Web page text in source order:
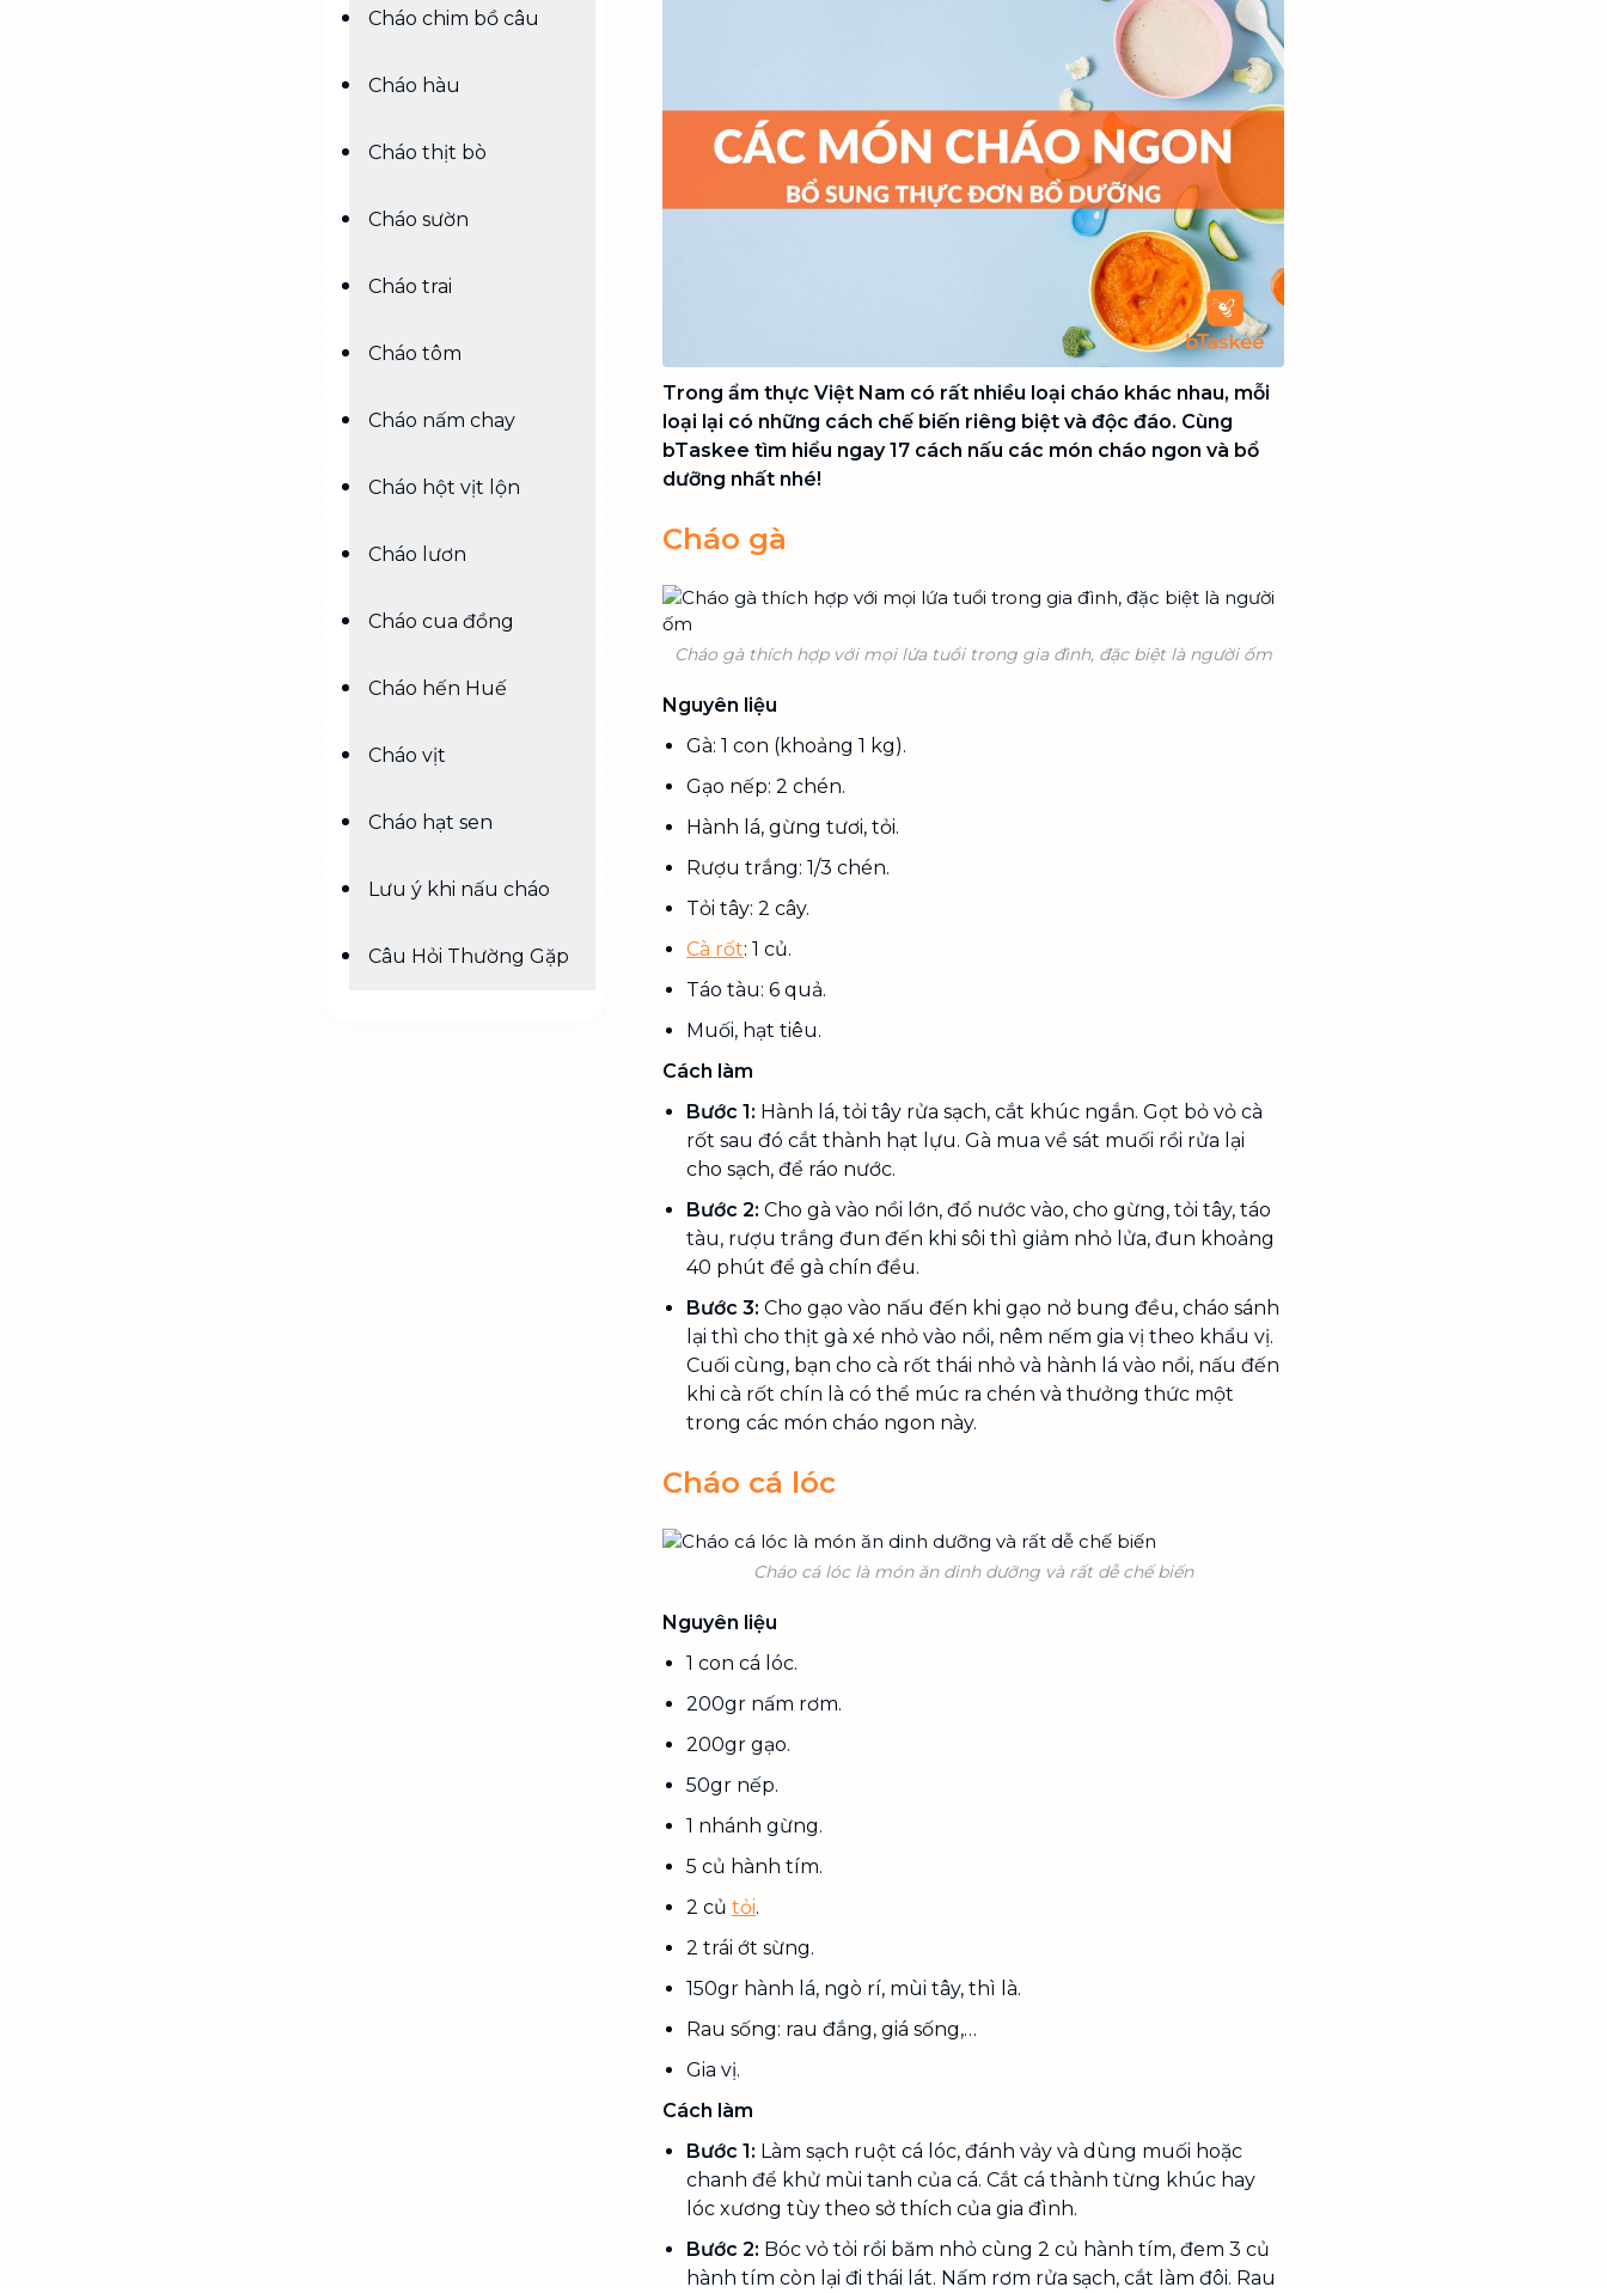
Vệ sinh chuyên nghiệp cho văn
phòng, nhà xưởng, công trình lớn
Cháo chim bồ câu
Cháo hàu
Cháo thịt bò
Cháo sườn
Cháo trai
Cháo tôm
Cháo nấm chay
Cháo hột vịt lộn
Cháo lươn
Cháo cua đồng
Cháo hến Huế
Cháo vịt
Cháo hạt sen
Lưu ý khi nấu cháo
Câu Hỏi Thường Gặp
Trong ẩm thực Việt Nam có rất nhiều loại cháo khác nhau, mỗi
loại lại có những cách chế biến riêng biệt và độc đáo. Cùng
bTaskee tìm hiểu ngay 17 cách nấu các món cháo ngon và bổ
dưỡng nhất nhé!
Cháo gà
Cháo gà thích hợp với mọi lứa tuổi trong gia đình, đặc biệt là người ốm
Nguyên liệu
Gà: 1 con (khoảng 1 kg).
Gạo nếp: 2 chén.
Hành lá, gừng tươi, tỏi.
Rượu trắng: 1/3 chén.
Tỏi tây: 2 cây.
Cà rốt: 1 củ.
Táo tàu: 6 quả.
Muối, hạt tiêu.
Cách làm
Bước 1: Hành lá, tỏi tây rửa sạch, cắt khúc ngắn. Gọt bỏ vỏ cà
rốt sau đó cắt thành hạt lựu. Gà mua về sát muối rồi rửa lại
cho sạch, để ráo nước.
Bước 2: Cho gà vào nồi lớn, đổ nước vào, cho gừng, tỏi tây, táo
tàu, rượu trắng đun đến khi sôi thì giảm nhỏ lửa, đun khoảng
40 phút để gà chín đều.
Bước 3: Cho gạo vào nấu đến khi gạo nở bung đều, cháo sánh
lại thì cho thịt gà xé nhỏ vào nồi, nêm nếm gia vị theo khẩu vị.
Cuối cùng, bạn cho cà rốt thái nhỏ và hành lá vào nồi, nấu đến
khi cà rốt chín là có thể múc ra chén và thưởng thức một
trong các món cháo ngon này.
Cháo cá lóc
Cháo cá lóc là món ăn dinh dưỡng và rất dễ chế biến
Nguyên liệu
1 con cá lóc.
200gr nấm rơm.
200gr gạo.
50gr nếp.
1 nhánh gừng.
5 củ hành tím.
2 củ tỏi.
2 trái ớt sừng.
150gr hành lá, ngò rí, mùi tây, thì là.
Rau sống: rau đắng, giá sống,…
Gia vị.
Cách làm
Bước 1: Làm sạch ruột cá lóc, đánh vảy và dùng muối hoặc
chanh để khử mùi tanh của cá. Cắt cá thành từng khúc hay
lóc xương tùy theo sở thích của gia đình.
Bước 2: Bóc vỏ tỏi rồi băm nhỏ cùng 2 củ hành tím, đem 3 củ
hành tím còn lại đi thái lát. Nấm rơm rửa sạch, cắt làm đôi. Rau